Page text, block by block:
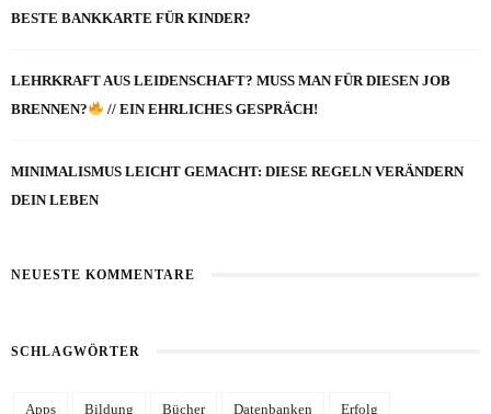
BESTE BANKKARTE FÜR KINDER?
LEHRKRAFT AUS LEIDENSCHAFT? MUSS MAN FÜR DIESEN JOB
BRENNEN?
// EIN EHRLICHES GESPRÄCH!
MINIMALISMUS LEICHT GEMACHT: DIESE REGELN VERÄNDERN
DEIN LEBEN
NEUESTE KOMMENTARE
SCHLAGWÖRTER
Apps Bildung Bücher Datenbanken Erfolg